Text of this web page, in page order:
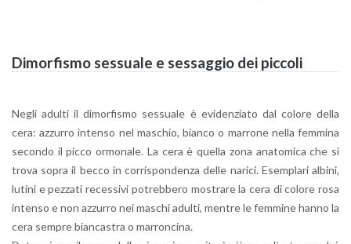
Di­mor­fi­smo ses­sua­le e ses­sag­gio dei pic­co­li
Negli adul­ti il di­mor­fi­smo ses­sua­le è evi­den­zia­to dal co­lo­re della
cera: az­zur­ro in­ten­so nel ma­schio, bian­co o mar­ro­ne nella fem­mi­na
se­con­do il picco or­mo­na­le. La cera è quel­la zona ana­to­mi­ca che si
trova sopra il becco in cor­ri­spon­den­za delle na­ri­ci. Esem­pla­ri al­bi­ni,
lu­ti­ni e pez­za­ti re­ces­si­vi po­treb­be­ro mo­stra­re la cera di co­lo­re rosa
in­ten­so e non az­zur­ro nei ma­schi adul­ti, men­tre le fem­mi­ne hanno la
cera sem­pre bian­ca­stra o mar­ron­ci­na.